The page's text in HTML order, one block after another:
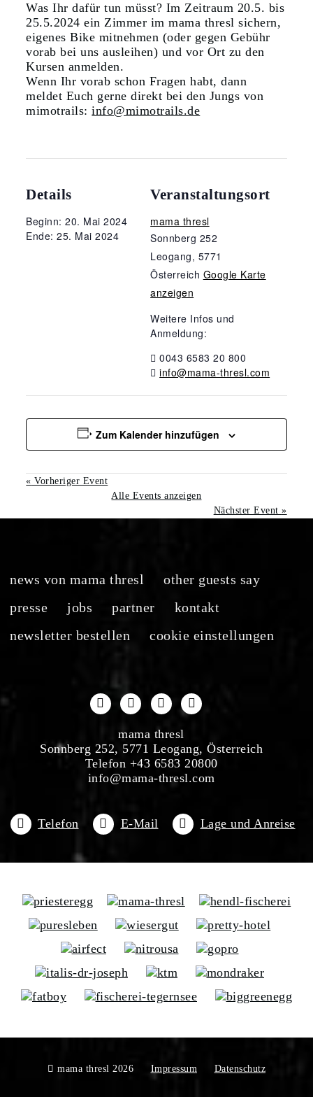
Was Ihr dafür tun müsst? Im Zeitraum 20.5. bis
25.5.2024 ein Zimmer im mama thresl sichern,
eigenes Bike mitnehmen (oder gegen Gebühr
vorab bei uns ausleihen) und vor Ort zu den
Kursen anmelden.
Wenn Ihr vorab schon Fragen habt, dann
meldet Euch gerne direkt bei den Jungs von
mimotrails:info@mimotrails.de
Details
Beginn: 20. Mai 2024
Ende: 25. Mai 2024
Veranstaltungsort
mama thresl
Sonnberg 252
Leogang, 5771
Österreich Google Karte
anzeigen
Weitere Infos und
Anmeldung:
0043 6583 20 800
info@mama-thresl.com
Zum Kalender hinzufügen
« Vorheriger Event
Alle Events anzeigen
Nächster Event»
news von mama thresl
other guests say
presse
jobs partner
kontakt
newsletter bestellen
cookie einstellungen
mama thresl
Sonnberg 252, 5771 Leogang, Österreich
Telefon +43 6583 20800
info@mama-thresl.com
Telefon E-Mail Lage und Anreise
mama thresl 2026 Impressum Datenschutz